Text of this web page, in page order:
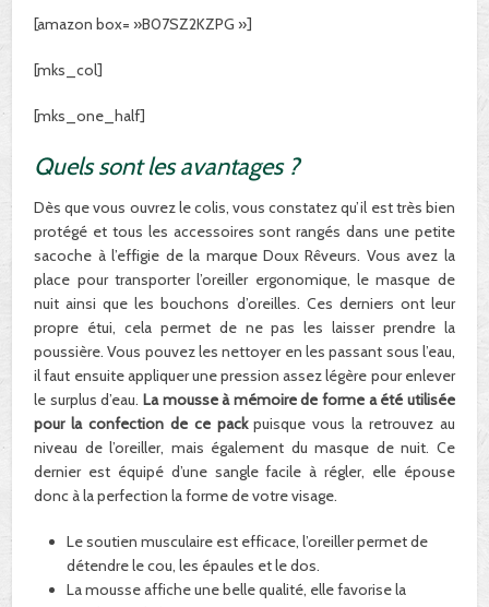
[amazon box= »B07SZ2KZPG »]
[mks_col]
[mks_one_half]
Quels sont les avantages ?
Dès que vous ouvrez le colis, vous constatez qu’il est très bien
protégé et tous les accessoires sont rangés dans une petite
sacoche à l’effigie de la marque Doux Rêveurs. Vous avez la
place pour transporter l’oreiller ergonomique, le masque de
nuit ainsi que les bouchons d’oreilles. Ces derniers ont leur
propre étui, cela permet de ne pas les laisser prendre la
poussière. Vous pouvez les nettoyer en les passant sous l’eau,
il faut ensuite appliquer une pression assez légère pour enlever
le surplus d’eau.La mousse à mémoire de forme a été utilisée
pour la confection de ce packpuisque vous la retrouvez au
niveau de l’oreiller, mais également du masque de nuit. Ce
dernier est équipé d’une sangle facile à régler, elle épouse
donc à la perfection la forme de votre visage.
Le soutien musculaire est efficace, l’oreiller permet de
détendre le cou, les épaules et le dos.
La mousse affiche une belle qualité, elle favorise la